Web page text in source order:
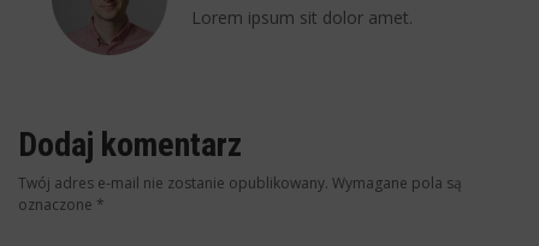
Lorem ipsum sit dolor amet.
Dodaj komentarz
Twój adres e-mail nie zostanie opublikowany. Wymagane pola są
oznaczone *